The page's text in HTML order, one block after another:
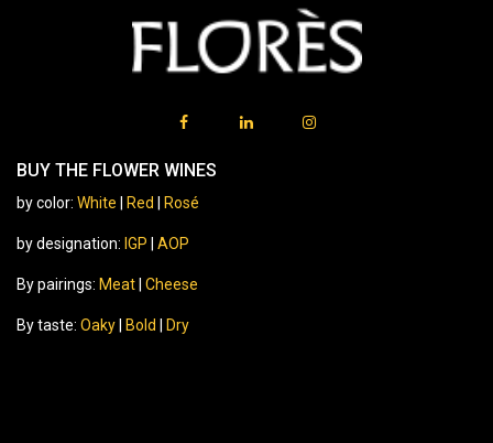
BUY THE FLOWER WINES
by color: White Red Rosé
by designation: IGP AOP
By pairings: Meat Cheese
By taste: Oaky Bold Dry